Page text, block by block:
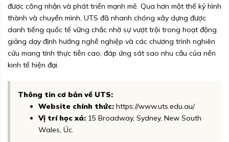
được công nhận và phát triển mạnh mẽ. Qua hơn một thế kỷ hình
thành và chuyển mình, UTS đã nhanh chóng xây dựng được
danh tiếng quốc tế vững chắc nhờ sự vượt trội trong hoạt động
giảng dạy định hướng nghề nghiệp và các chương trình nghiên
cứu mang tính thực tiễn cao, đáp ứng sát sao nhu cầu của nền
kinh tế hiện đại.
Thông tin cơ bản về UTS:
Website chính thức: https://www.uts.edu.au/
Vị trí học xá: 15 Broadway, Sydney, New South
Wales, Úc.